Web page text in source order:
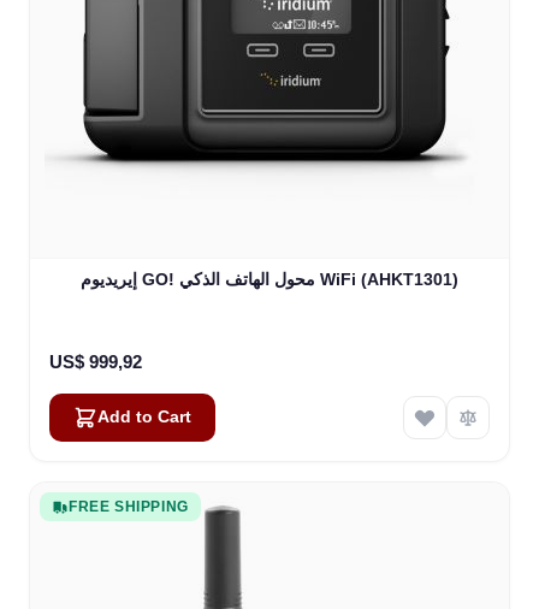
إيريديوم GO! محول الهاتف الذكي WiFi (AHKT1301)
US$ 999,92
Add to Cart
FREE SHIPPING